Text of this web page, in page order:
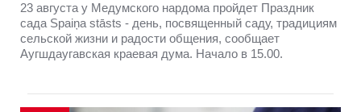
23 августа у Медумского нардома пройдет Праздник
сада Spaiņa stāsts - день, посвященный саду, традициям
сельской жизни и радости общения, сообщает
Аугшдаугавская краевая дума. Начало в 15.00.